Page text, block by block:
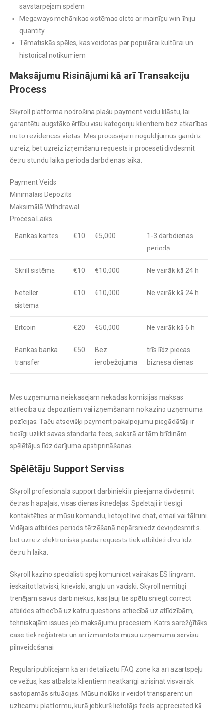
savstarpējām spēlēm
Megaways mehānikas sistēmas slots ar mainīgu win līniju
quantity
Tēmatiskās spēles, kas veidotas par populārai kultūrai un
historical notikumiem
Maksājumu Risinājumi kā arī Transakciju
Process
Skyroll platforma nodrošina plašu payment veidu klāstu, lai
garantētu augstāko ērtību visu kategoriju klientiem bez atkarības
no to rezidences vietas. Mēs procesējam noguldījumus gandrīz
uzreiz, bet uzreiz izņemšanu requests ir procesēti divdesmit
četru stundu laikā perioda darbdienās laikā.
Payment Veids
Minimālais Depozīts
Maksimālā Withdrawal
Procesa Laiks
Bankas kartes €10 €5,000
1-3 darbdienas
periodā
Skrill sistēma €10 €10,000 Ne vairāk kā 24 h
Neteller
sistēma
€10 €10,000 Ne vairāk kā 24 h
Bitcoin €20 €50,000 Ne vairāk kā 6 h
Bankas banka
transfer
€50
Bez
ierobežojuma
trīs līdz piecas
biznesa dienas
Mēs uzņēmumā neiekasējam nekādas komisijas maksas
attiecībā uz depozītiem vai izņemšanām no kazino uzņēmuma
pozīcijas. Taču atsevišķi payment pakalpojumu piegādātāji ir
tiesīgi uzlikt savas standarta fees, sakarā ar tām brīdinām
spēlētājus līdz darījuma apstiprināšanas.
Spēlētāju Support Serviss
Skyroll profesionālā support darbinieki ir pieejama divdesmit
četras h apaļais, visas dienas iknedēļas. Spēlētāji ir tiesīgi
kontaktēties ar mūsu komandu, lietojot live chat, email vai tālruni.
Vidējais atbildes periods tērzēšanā nepārsniedz deviņdesmit s,
bet uzreiz elektroniskā pasta requests tiek atbildēti divu līdz
četru h laikā.
Skyroll kazino speciālisti spēj komunicēt vairākās ES lingvām,
ieskaitot latviski, krieviski, angļu un vāciski. Skyroll nemitīgi
trenējam savus darbiniekus, kas ļauj tie spētu sniegt correct
atbildes attiecībā uz katru questions attiecībā uz atlīdzībām,
tehniskajām issues jeb maksājumu procesiem. Katrs sarežģītāks
case tiek reģistrēts un arī izmantots mūsu uzņēmuma servisu
pilnveidošanai.
Regulāri publicējam kā arī detalizētu FAQ zone kā arī azartspēļu
ceļvežus, kas atbalsta klientiem neatkarīgi atrisināt visvairāk
sastopamās situācijas. Mūsu nolūks ir veidot transparent un
uzticamu platformu, kurā jebkurš lietotājs feels appreciated kā